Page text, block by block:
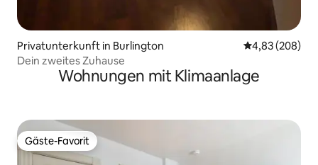
Privatunterkunft in Burlington
4,83 (208)
Dein zweites Zuhause
Wohnungen mit Klimaanlage
Gäste-Favorit
Gäste-Favorit